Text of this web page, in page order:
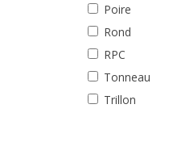
Poire
Rond
RPC
Tonneau
Trillon